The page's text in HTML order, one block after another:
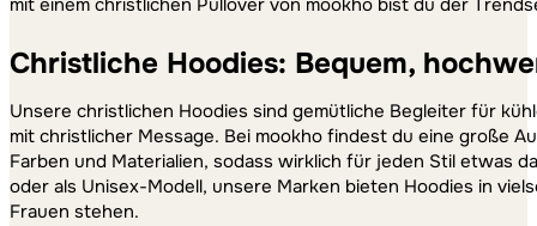
mit einem christlichen Pullover von mookho bist du der
Christliche Hoodies: Bequem,
Unsere christlichen Hoodies sind gemütliche Begleiter für
mit christlicher Message. Bei mookho findest du eine große
Farben und Materialien, sodass wirklich für jeden Stil etwas
oder als Unisex-Modell, unsere Marken bieten Hoodies in
Frauen stehen.